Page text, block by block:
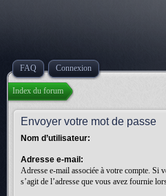
FAQ Connexion
Index du forum
Envoyer votre mot de passe
Nom d’utilisateur:
Adresse e-mail:
Adresse e-mail associée à votre compte. Si
s’agit de l’adresse que vous avez fournie